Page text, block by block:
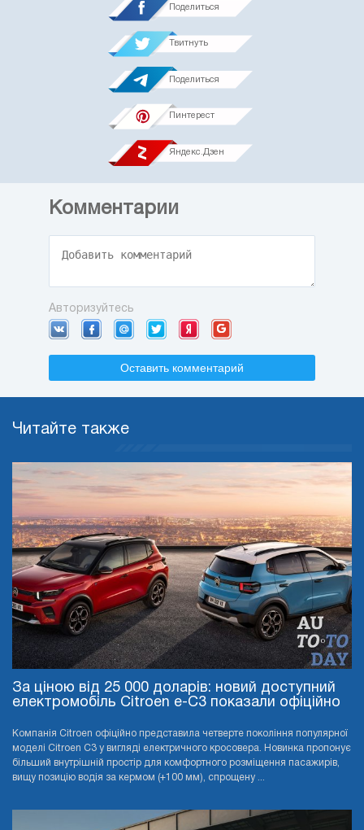
Поделиться
Твитнуть
Поделиться
Пинтерест
Яндекс.Дзен
Комментарии
Авторизуйтесь
Оставить комментарий
Читайте также
За ціною від 25 000 доларів: новий доступний
електромобіль Citroen e-C3 показали офіційно
Компанія Citroen офіційно представила четверте покоління популярної
моделі Citroen C3 у вигляді електричного кросовера. Новинка пропонує
більший внутрішній простір для комфортного розміщення пасажирів,
вищу позицію водія за кермом (+100 мм), спрощену ...